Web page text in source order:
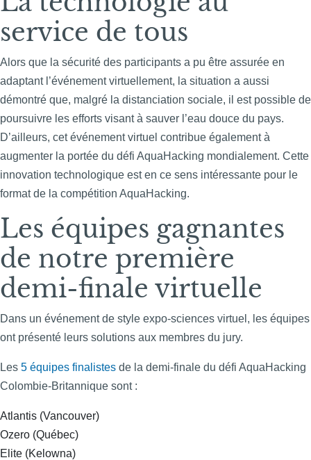
service de tous
Alors que la sécurité des participants a pu être assurée en
adaptant l’événement virtuellement, la situation a aussi
démontré que, malgré la distanciation sociale, il est possible de
poursuivre les efforts visant à sauver l’eau douce du pays.
D’ailleurs, cet événement virtuel contribue également à
augmenter la portée du défi AquaHacking mondialement. Cette
innovation technologique est en ce sens intéressante pour le
format de la compétition AquaHacking.
Les équipes gagnantes
de notre première
demi-finale virtuelle
Dans un événement de style expo-sciences virtuel, les équipes
ont présenté leurs solutions aux membres du jury.
Les 5 équipes finalistes de la demi-finale du défi AquaHacking
Colombie-Britannique sont :
Atlantis (Vancouver)
Ozero (Québec)
Elite (Kelowna)